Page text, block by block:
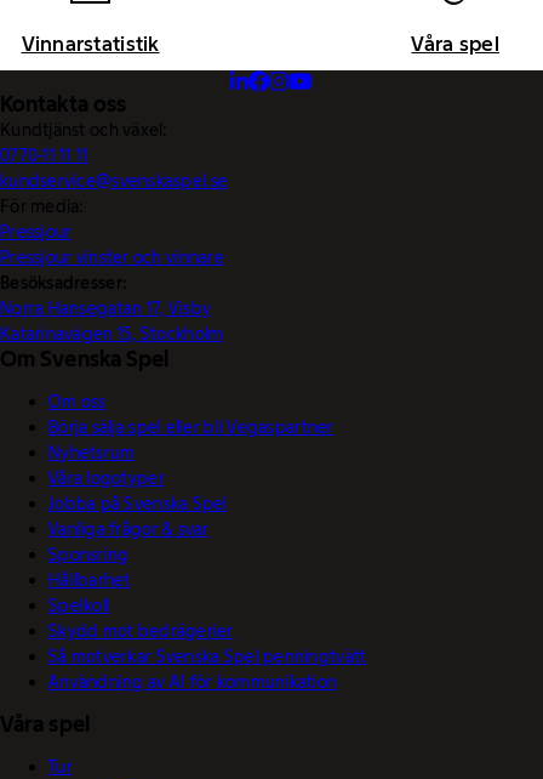
Vinnarstatistik Våra spel
Kontakta oss
Kundtjänst och växel:
0770-11 11 11
kundservice@svenskaspel.se
För media:
Pressjour
Pressjour vinster och vinnare
Besöksadresser:
Norra Hansegatan 17, Visby
Katarinavägen 15, Stockholm
Om Svenska Spel
Om oss
Börja sälja spel eller bli Vegaspartner
Nyhetsrum
Våra logotyper
Jobba på Svenska Spel
Vanliga frågor & svar
Sponsring
Hållbarhet
Spelkoll
Skydd mot bedrägerier
Så motverkar Svenska Spel penningtvätt
Användning av AI för kommunikation
Våra spel
Tur